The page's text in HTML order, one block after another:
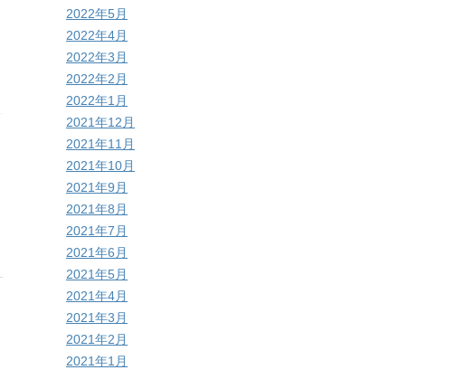
2022年5月
2022年4月
2022年3月
2022年2月
2022年1月
2021年12月
2021年11月
2021年10月
2021年9月
2021年8月
2021年7月
2021年6月
2021年5月
2021年4月
2021年3月
2021年2月
2021年1月